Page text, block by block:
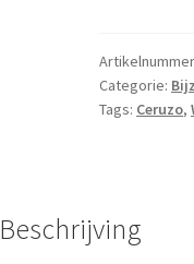
-
set
van
Categorie:
Tags: Ceruzo,
Beschrijving